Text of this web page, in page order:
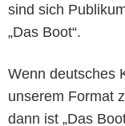
sind sich
„Das Boot“.
Wenn deutsches
unserem Format
dann ist „Das